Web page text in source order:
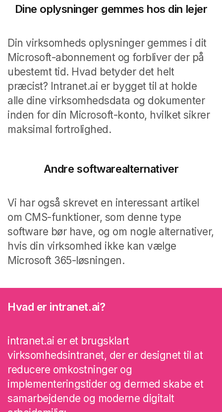
Dine oplysninger gemmes hos din lejer
Din virksomheds oplysninger gemmes i dit
Microsoft-abonnement og forbliver der på
ubestemt tid. Hvad betyder det helt
præcist? Intranet.ai er bygget til at holde
alle dine virksomhedsdata og dokumenter
inden for din Microsoft-konto, hvilket sikrer
maksimal fortrolighed.
Andre softwarealternativer
Vi har også skrevet en interessant artikel
om CMS-funktioner, som denne type
software bør have, og om nogle alternativer,
hvis din virksomhed ikke kan vælge
Microsoft 365-løsningen.
Hvad er intranet.ai?
intranet.ai er et brugsklart
virksomhedsintranet, der er designet til at
reducere omkostninger og
implementeringstider og dermed skabe et
samarbejdende og moderne digitalt